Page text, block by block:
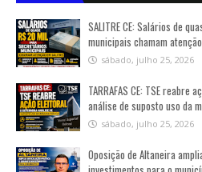
SALITRE CE: Salários de
municipais chamam atenção
sábado, julho 25, 2026
TARRAFAS CE: TSE
análise de suposto uso da
sábado, julho 25, 2026
Oposição de Altaneira